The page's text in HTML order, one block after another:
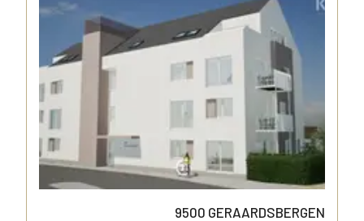
9500 GERAARDSBERGEN